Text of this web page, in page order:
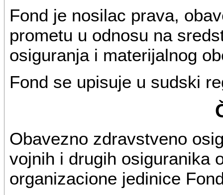
Fond je nosilac prava,
prometu u odnosu na
osiguranja i materijalnog
Fond se upisuje u sudski
Obavezno zdravstveno
vojnih i drugih osiguranika
organizacione jedinice